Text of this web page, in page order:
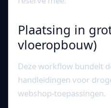
Plaatsing in
vloeropbouw)
Deze workflow bundelt
handleidingen voor
webshop-toepassingen.